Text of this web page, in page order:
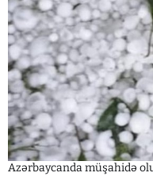
Azərbaycanda müşahidə